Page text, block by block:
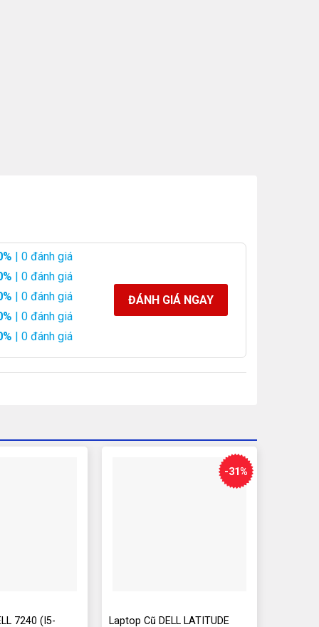
| 0 đánh giá
| 0 đánh giá
| 0 đánh giá
| 0 đánh giá
| 0 đánh giá
ĐÁNH GIÁ NGAY
7240 (I5-
-31%
Laptop Cũ DELL LATITUDE